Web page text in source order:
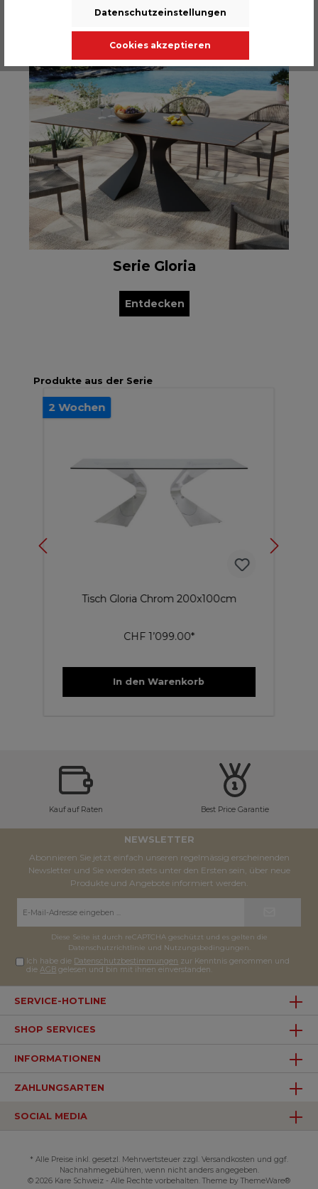
Serie Gloria
Entdecken
Produkte aus der Serie
2 Wochen
Tisch Gloria Chrom 200x100cm
CHF 1’099.00*
In den Warenkorb
Kauf auf Raten Best Price Garantie
NEWSLETTER
Abonnieren Sie jetzt einfach unseren regelmässig erscheinenden
Newsletter und Sie werden stets unter den Ersten sein, über neue
Produkte und Angebote informiert werden.
Diese Seite ist durch reCAPTCHA geschützt und es gelten die
Datenschutzrichtlinie und Nutzungsbedingungen
Ich habe die Datenschutzbestimmungen zur Kenntnis genommen und
dieAGB gelesen und bin mit ihnen einverstanden.
SERVICE-HOTLINE
SHOP SERVICES
INFORMATIONEN
ZAHLUNGSARTEN
SOCIAL MEDIA
* Alle Preise inkl. gesetzl. Mehrwertsteuer zzgl. Versandkosten und ggf.
Nachnahmegebühren, wenn nicht anders angegeben.
© 2026 Kare Schweiz - Alle Rechte vorbehalten. Theme byThemeWare®
Datenschutzeinstellungen
Cookies akzeptieren